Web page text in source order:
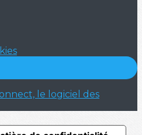
le logiciel des